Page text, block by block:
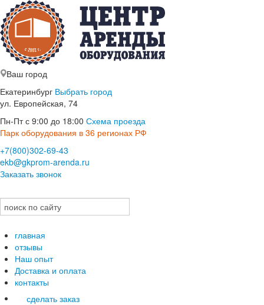
Ваш город
Екатеринбург Выбрать город
ул. Европейская, 74
Пн-Пт с 9:00 до 18:00 Схема проезда
Парк оборудования в 36 регионах РФ
+7(800)302-69-43
ekb@gkprom-arenda.ru
Заказать звонок
главная
отзывы
Наш опыт
Доставка и оплата
контакты
сделать заказ